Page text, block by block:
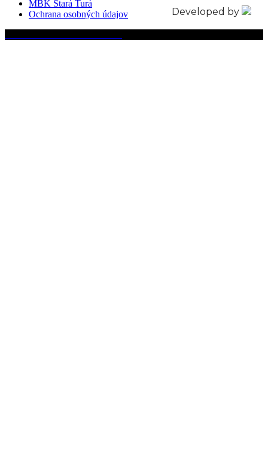
MBK Stará Turá
Ochrana osobných údajov
Developed by